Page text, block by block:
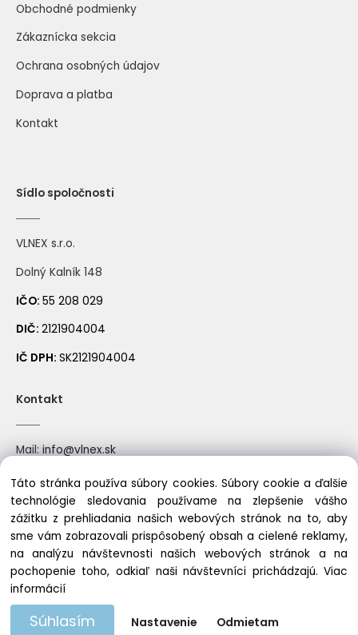
Obchodné podmienky
Zákaznícka sekcia
Ochrana osobných údajov
Doprava a platba
Kontakt
Sídlo spoločnosti
VLNEX s.r.o.
Dolný Kalník 148
IČO: 55 208 029
DIČ: 2121904004
IČ DPH: SK2121904004
Kontakt
Mail:info@vlnex.sk
Mobil: +421910522388
Copyright © 2023 vlnex.sk, All rights reserved
Táto stránka používa súbory cookies. Súbory cookie a ďalšie
technológie sledovania používame na zlepšenie vášho
zážitku z prehliadania našich webových stránok na to, aby
sme vám zobrazovali prispôsobený obsah a cielené reklamy,
na analýzu návštevnosti našich webových stránok a na
pochopenie toho, odkiaľ naši návštevníci prichádzajú.Viac
informácií
Súhlasím Nastavenie Odmietam